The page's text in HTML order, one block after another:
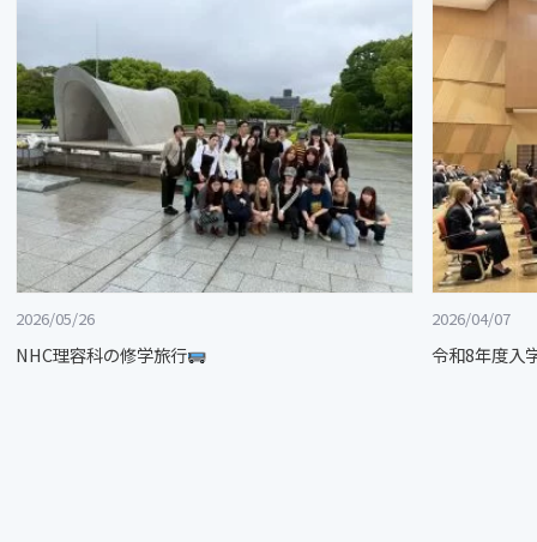
2026/05/26
NHC理容科の修学旅行
2026/04/07
令和8年度入